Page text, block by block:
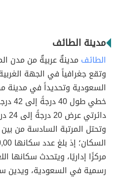
مدينة الطائف
الطائف مدينةٌ عربيةٌ من مدن
وتقع جغرافياً في الجهة
السعودية وتحديداً في مدينة
خطي
وتحتل المرتبة السادسة من
مركزًا إداريًا، ويتحدث سكانها
رسمية في السعودية، ويدين